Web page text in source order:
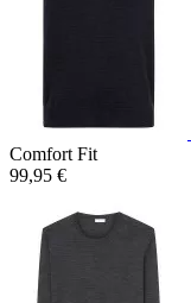
Comfort Fit
99,95 €